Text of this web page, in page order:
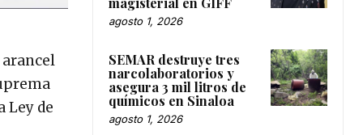
arancel
Ley de
agosto 1, 2026
SEMAR destruye tres
narcolaboratorios y
asegura 3 mil litros de
químicos en Sinaloa
agosto 1, 2026